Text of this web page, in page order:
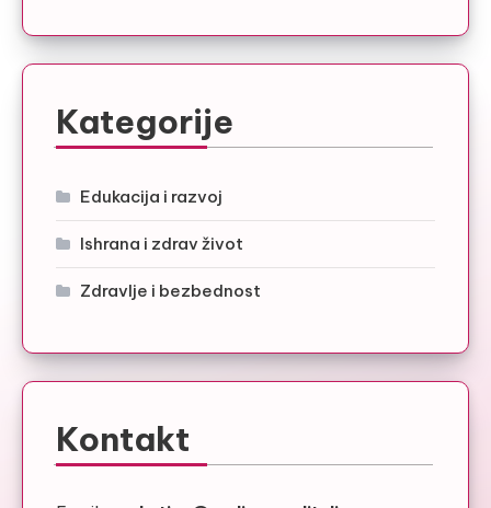
Kategorije
Edukacija i razvoj
Ishrana i zdrav život
Zdravlje i bezbednost
Kontakt